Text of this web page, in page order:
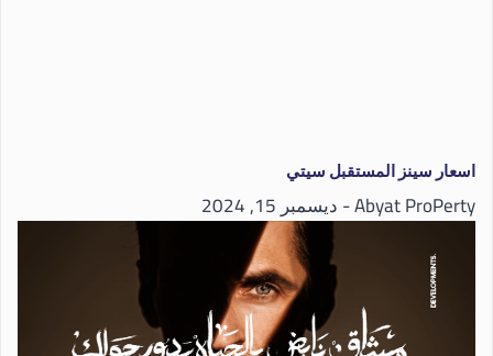
اسعار سينز المستقبل سيتي
Abyat ProPerty ديسمبر 15, 2024